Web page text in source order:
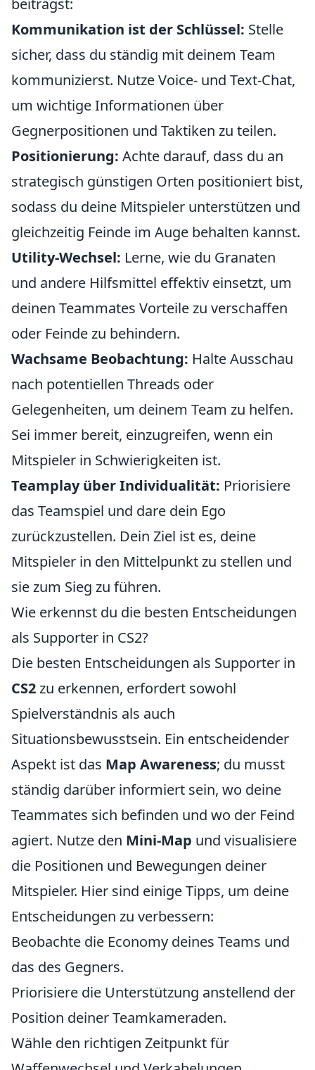
beiträgst:
Kommunikation ist der Schlüssel: Stelle
sicher, dass du ständig mit deinem Team
kommunizierst. Nutze Voice- und Text-Chat,
um wichtige Informationen über
Gegnerpositionen und Taktiken zu teilen.
Positionierung: Achte darauf, dass du an
strategisch günstigen Orten positioniert bist,
sodass du deine Mitspieler unterstützen und
gleichzeitig Feinde im Auge behalten kannst.
Utility-Wechsel: Lerne, wie du Granaten
und andere Hilfsmittel effektiv einsetzt, um
deinen Teammates Vorteile zu verschaffen
oder Feinde zu behindern.
Wachsame Beobachtung: Halte Ausschau
nach potentiellen Threads oder
Gelegenheiten, um deinem Team zu helfen.
Sei immer bereit, einzugreifen, wenn ein
Mitspieler in Schwierigkeiten ist.
Teamplay über Individualität: Priorisiere
das Teamspiel und dare dein Ego
zurückzustellen. Dein Ziel ist es, deine
Mitspieler in den Mittelpunkt zu stellen und
sie zum Sieg zu führen.
Wie erkennst du die besten Entscheidungen
als Supporter in CS2?
Die besten Entscheidungen als Supporter in
CS2zu erkennen, erfordert sowohl
Spielverständnis als auch
Situationsbewusstsein. Ein entscheidender
Aspekt ist das Map Awareness; du musst
ständig darüber informiert sein, wo deine
Teammates sich befinden und wo der Feind
agiert. Nutze den Mini-Map und visualisiere
die Positionen und Bewegungen deiner
Mitspieler. Hier sind einige Tipps, um deine
Entscheidungen zu verbessern:
Beobachte die Economy deines Teams und
das des Gegners.
Priorisiere die Unterstützung anstellend der
Position deiner Teamkameraden.
Wähle den richtigen Zeitpunkt für